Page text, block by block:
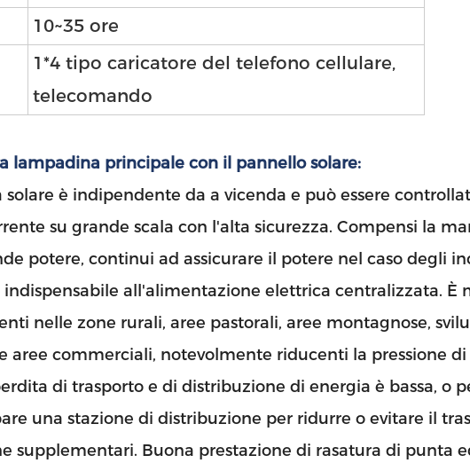
un messaggio Ti richiameremo presto!
10~35 ore
1*4 tipo caricatore del telefono cellulare,
telecomando
lampadina principale con il pannello solare:
solare è indipendente da a vicenda e può essere
su grande scala con l'alta sicurezza. Compensi la
potere, continui ad assicurare il potere nel caso degli
all'alimentazione elettrica centralizzata. È
nelle zone rurali, aree pastorali, aree montagnose,
aree commerciali, notevolmente riducenti la pressione
di trasporto e di distribuzione di energia è bassa, o
una stazione di distribuzione per ridurre o evitare il
supplementari. Buona prestazione di rasatura di punta